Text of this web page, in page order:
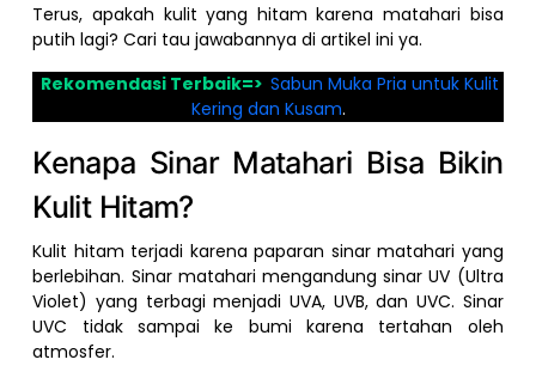
Terus, apakah kulit yang hitam karena matahari bisa
putih lagi? Cari tau jawabannya di artikel ini ya.
Rekomendasi Terbaik=> Sabun Muka Pria untuk Kulit
Kering dan Kusam.
Kenapa Sinar Matahari Bisa Bikin
Kulit Hitam?
Kulit hitam terjadi karena paparan sinar matahari yang
berlebihan. Sinar matahari mengandung sinar UV (Ultra
Violet) yang terbagi menjadi UVA, UVB, dan UVC. Sinar
UVC tidak sampai ke bumi karena tertahan oleh
atmosfer.